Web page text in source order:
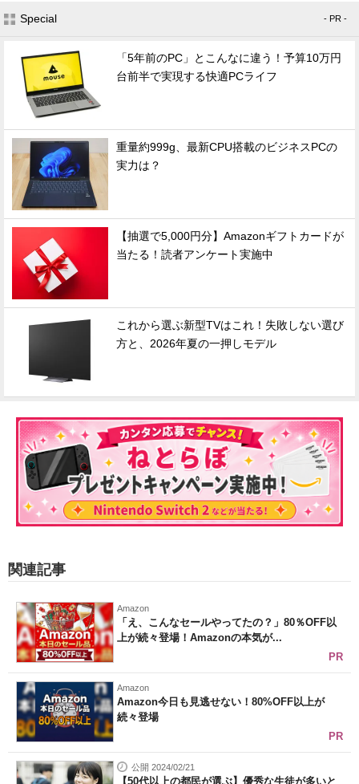
Special - PR -
「5年前のPC」とこんなに違う！予算10万円
台前半で実現する快適PCライフ
重量約999g、最新CPU搭載のビジネスPCの
実力は？
【抽選で5,000円分】Amazonギフトカードが
当たる！読者アンケート実施中
これから選ぶ新型TVはこれ！失敗しない選び
方と、2026年夏の一押しモデル
関連記事
Amazon
「え、こんなセールやってたの？」80％OFF以
上が続々登場！Amazonの本気が...
PR
Amazon
Amazon今日も見逃せない！80%OFF以上が
続々登場
PR
公開 2024/02/21
【50代以上の都民が選ぶ】優秀な生徒が多いと